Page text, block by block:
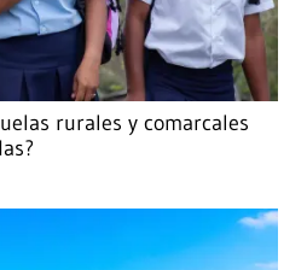
rurales y comarcales